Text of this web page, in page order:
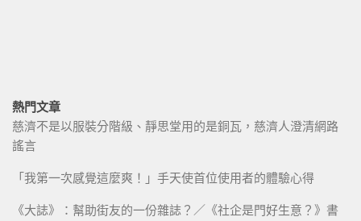
熱門文章
慈濟不是以服裝分階級、靜思堂用的是銅瓦，慈濟人澄清網路
謠言
「我第一次感覺這麼爽！」手天使首位使用者的體驗心得
《大誌》：幫助街友的一份雜誌？／《社企是門好生意？》書